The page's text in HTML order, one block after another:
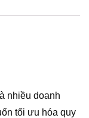
nhiều doanh
tối ưu hóa quy